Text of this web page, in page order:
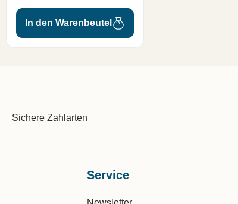
In den Warenbeutel
Sichere Zahlarten
Service